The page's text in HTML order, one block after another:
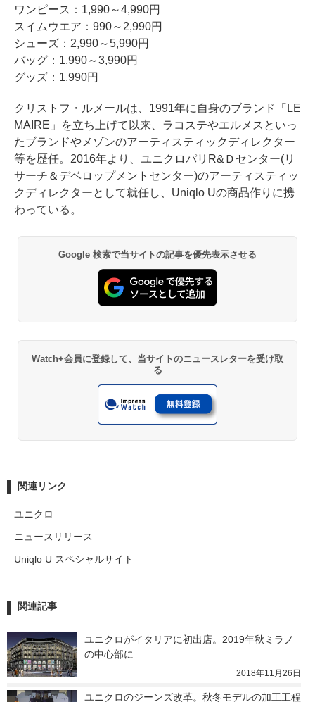
ワンピース：1,990～4,990円
スイムウエア：990～2,990円
シューズ：2,990～5,990円
バッグ：1,990～3,990円
グッズ：1,990円
クリストフ・ルメールは、1991年に自身のブランド「LE
MAIRE」を立ち上げて以来、ラコステやエルメスといっ
たブランドやメゾンのアーティスティックディレクター
等を歴任。2016年より、ユニクロパリR&Ｄセンター(リ
サーチ＆デベロップメントセンター)のアーティスティッ
クディレクターとして就任し、Uniqlo Uの商品作りに携
わっている。
Google 検索で当サイトの記事を優先表示させる
Watch+会員に登録して、当サイトのニュースレターを受け取
る
関連リンク
ユニクロ
ニュースリリース
Uniqlo U スペシャルサイト
関連記事
ユニクロがイタリアに初出店。2019年秋ミラノ
の中心部に
2018年11月26日
ユニクロのジーンズ改革。秋冬モデルの加工工程